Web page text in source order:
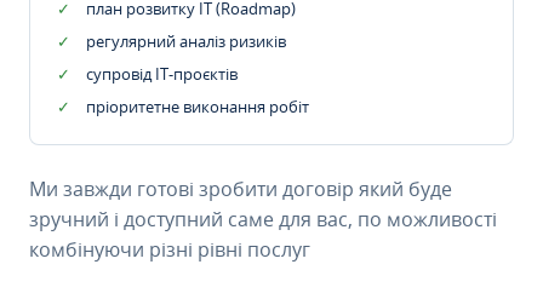
план розвитку IT (Roadmap)
регулярний аналіз ризиків
супровід ІТ-проєктів
пріоритетне виконання робіт
Ми завжди готові зробити договір який буде
зручний і доступний саме для вас, по можливості
комбінуючи різні рівні послуг